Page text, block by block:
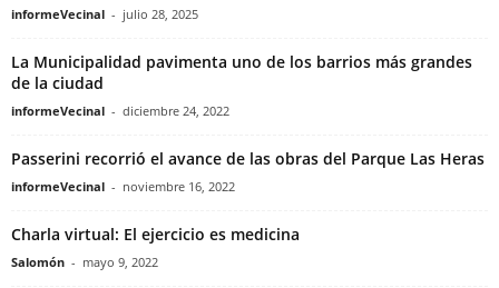
informeVecinal - julio 28, 2025
La Municipalidad pavimenta uno de los barrios más grandes
de la ciudad
informeVecinal - diciembre 24, 2022
Passerini recorrió el avance de las obras del Parque Las Heras
informeVecinal - noviembre 16, 2022
Charla virtual: El ejercicio es medicina
Salomón - mayo 9, 2022